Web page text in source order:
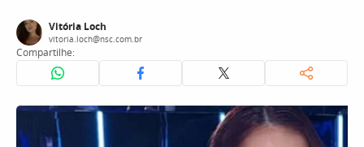
Vitória Loch
vitoria.loch@nsc.com.br
Compartilhe: